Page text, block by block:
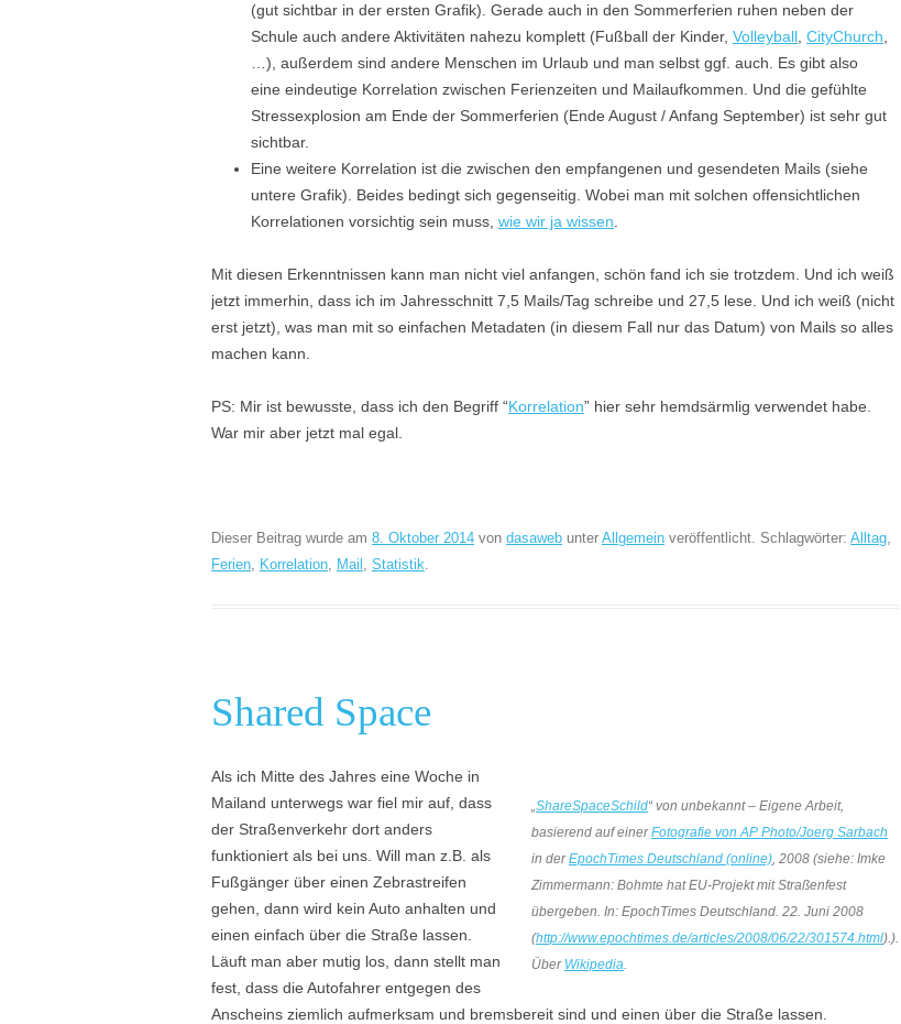
(gut sichtbar in der ersten Grafik). Gerade auch in den Sommerferien ruhen neben der
Schule auch andere Aktivitäten nahezu komplett (Fußball der Kinder, Volleyball CityChurch
…), außerdem sind andere Menschen im Urlaub und man selbst ggf. auch. Es gibt also
eine eindeutige Korrelation zwischen Ferienzeiten und Mailaufkommen. Und die gefühlte
Stressexplosion am Ende der Sommerferien (Ende August / Anfang September) ist sehr gut
sichtbar.
Eine weitere Korrelation ist die zwischen den empfangenen und gesendeten Mails (siehe
untere Grafik). Beides bedingt sich gegenseitig. Wobei man mit solchen offensichtlichen
Korrelationen vorsichtig sein muss, wie wir ja wissen
Mit diesen Erkenntnissen kann man nicht viel anfangen, schön fand ich sie trotzdem. Und ich weiß
jetzt immerhin, dass ich im Jahresschnitt 7,5 Mails/Tag schreibe und 27,5 lese. Und ich weiß (nicht
erst jetzt), was man mit so einfachen Metadaten (in diesem Fall nur das Datum) von Mails so alles
machen kann.
PS: Mir ist bewusste, dass ich den Begriff “Korrelation” hier sehr hemdsärmlig verwendet habe.
War mir aber jetzt mal egal.
Dieser Beitrag wurde am 8. Oktober 2014 von dasaweb unter Allgemein veröffentlicht. Schlagwörter: Alltag,
Ferien, Korrelation, Mail , Statistik.
Shared Space
„ShareSpaceSchild“ von unbekannt – Eigene Arbeit,
basierend auf einerFotografie von AP Photo/Joerg Sarbach
in derEpochTimes Deutschland (online), 2008 (siehe: Imke
Zimmermann: Bohmte hat EU-Projekt mit Straßenfest
übergeben. In: EpochTimes Deutschland. 22. Juni 2008
(http://www.epochtimes.de/articles/2008/06/22/301574.html).).
Über Wikipedia.
Als ich Mitte des Jahres eine Woche in
Mailand unterwegs war fiel mir auf, dass
der Straßenverkehr dort anders
funktioniert als bei uns. Will man z.B. als
Fußgänger über einen Zebrastreifen
gehen, dann wird kein Auto anhalten und
einen einfach über die Straße lassen.
Läuft man aber mutig los, dann stellt man
fest, dass die Autofahrer entgegen des
Anscheins ziemlich aufmerksam und bremsbereit sind und einen über die Straße lassen.